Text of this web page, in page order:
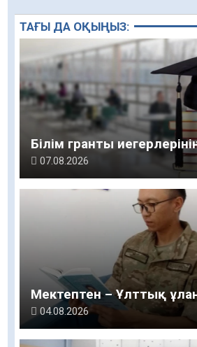
ТАҒЫ ДА ОҚЫҢЫЗ:
Білім гранты
07.08.2026
Мектептен – Ұлттық
04.08.2026